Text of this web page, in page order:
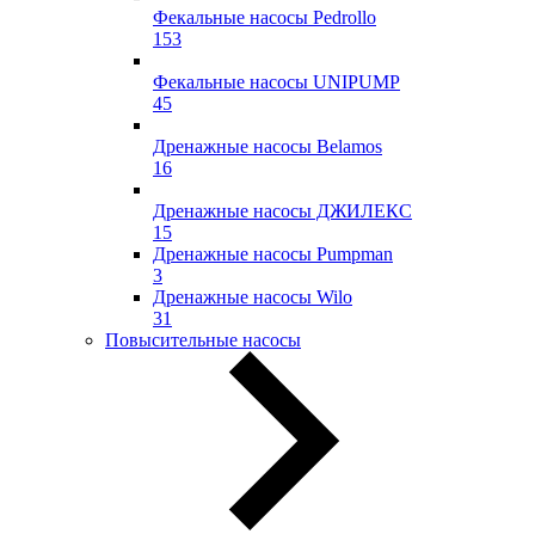
Фекальные насосы Pedrollo
153
Фекальные насосы UNIPUMP
45
Дренажные насосы Belamos
16
Дренажные насосы ДЖИЛЕКС
15
Дренажные насосы Pumpman
3
Дренажные насосы Wilo
31
Повысительные насосы